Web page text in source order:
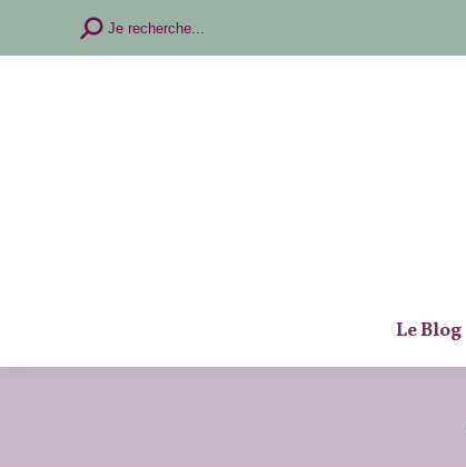
Recherche
Je recherche...
Le Blog